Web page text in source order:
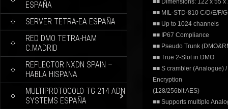
ESPAÑA
SERVER TETRA-EA ESPAÑA
RED DMO TETRA-HAM
C.MADRID
REFLECTOR NXDN SPAIN –
HABLA HISPANA
MULTIPROTOCOLO TG 214 ADN
SYSTEMS ESPAÑA
■■ Dimensions: 122 x 55
■■ MIL-STD-810 C/D/E/F/
■■ Up to 1024 channels
■■ IP67 Compliance
■■ Pseudo Trunk
■■ True 2-Slot in DMO
■■ S crambler (Analogue)
Encryption
(128/256bit AES)
■■ Supports multiple